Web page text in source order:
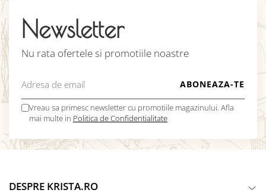
Newsletter
Nu rata ofertele si promotiile noastre
Vreau sa primesc newsletter cu promotiile magazinului. Afla
mai multe in Politica de Confidentialitate
DESPRE KRISTA.RO